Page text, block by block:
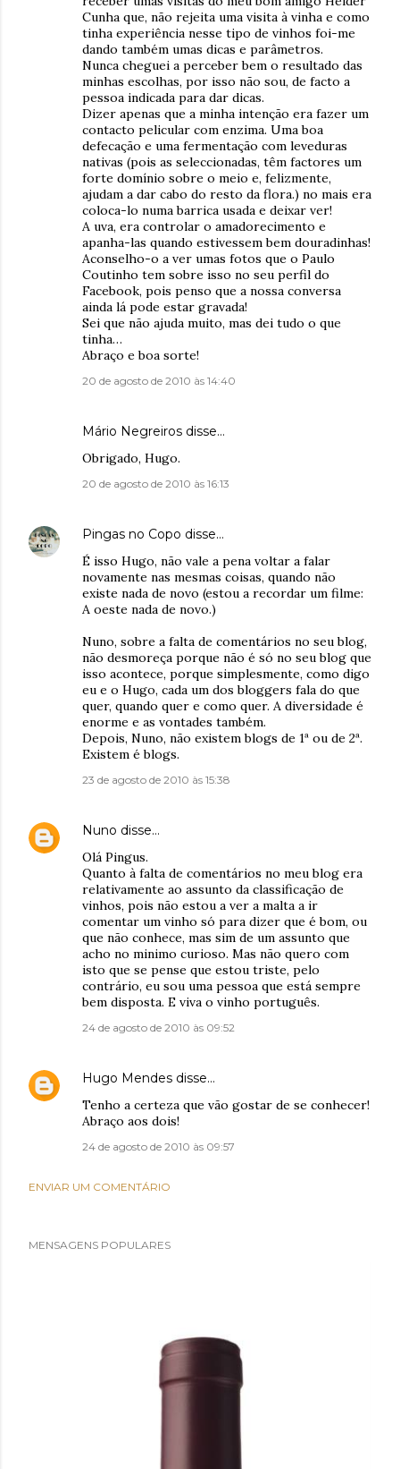
Cunha que, não rejeita uma visita à vinha e como
tinha experiência nesse tipo de vinhos foi-me
dando também umas dicas e parâmetros.
Nunca cheguei a perceber bem o resultado das
minhas escolhas, por isso não sou, de facto a
pessoa indicada para dar dicas.
Dizer apenas que a minha intenção era fazer um
contacto pelicular com enzima. Uma boa
defecação e uma fermentação com leveduras
nativas (pois as seleccionadas, têm factores um
forte domínio sobre o meio e, felizmente,
ajudam a dar cabo do resto da flora.) no mais era
coloca-lo numa barrica usada e deixar ver!
A uva, era controlar o amadorecimento e
apanha-las quando estivessem bem douradinhas!
Aconselho-o a ver umas fotos que o Paulo
Coutinho tem sobre isso no seu perfil do
Facebook, pois penso que a nossa conversa
ainda lá pode estar gravada!
Sei que não ajuda muito, mas dei tudo o que
tinha…
Abraço e boa sorte!
20 de agosto de 2010 às 14:40
Mário Negreiros disse…
Obrigado, Hugo.
20 de agosto de 2010 às 16:13
Pingas no Copo disse…
É isso Hugo, não vale a pena voltar a falar
novamente nas mesmas coisas, quando não
existe nada de novo (estou a recordar um filme:
A oeste nada de novo.)
Nuno, sobre a falta de comentários no seu blog,
não desmoreça porque não é só no seu blog que
isso acontece, porque simplesmente, como digo
eu e o Hugo, cada um dos bloggers fala do que
quer, quando quer e como quer. A diversidade é
enorme e as vontades também.
Depois, Nuno, não existem blogs de 1ª ou de 2ª.
Existem é blogs.
23 de agosto de 2010 às 15:38
Nuno disse…
Olá Pingus.
Quanto à falta de comentários no meu blog era
relativamente ao assunto da classificação de
vinhos, pois não estou a ver a malta a ir
comentar um vinho só para dizer que é bom, ou
que não conhece, mas sim de um assunto que
acho no minimo curioso. Mas não quero com
isto que se pense que estou triste, pelo
contrário, eu sou uma pessoa que está sempre
bem disposta. E viva o vinho português.
24 de agosto de 2010 às 09:52
Hugo Mendes disse…
Tenho a certeza que vão gostar de se conhecer!
Abraço aos dois!
24 de agosto de 2010 às 09:57
ENVIAR UM COMENTÁRIO
MENSAGENS POPULARES